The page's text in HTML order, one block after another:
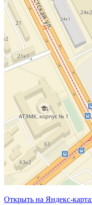
Открыть на Яндекс-